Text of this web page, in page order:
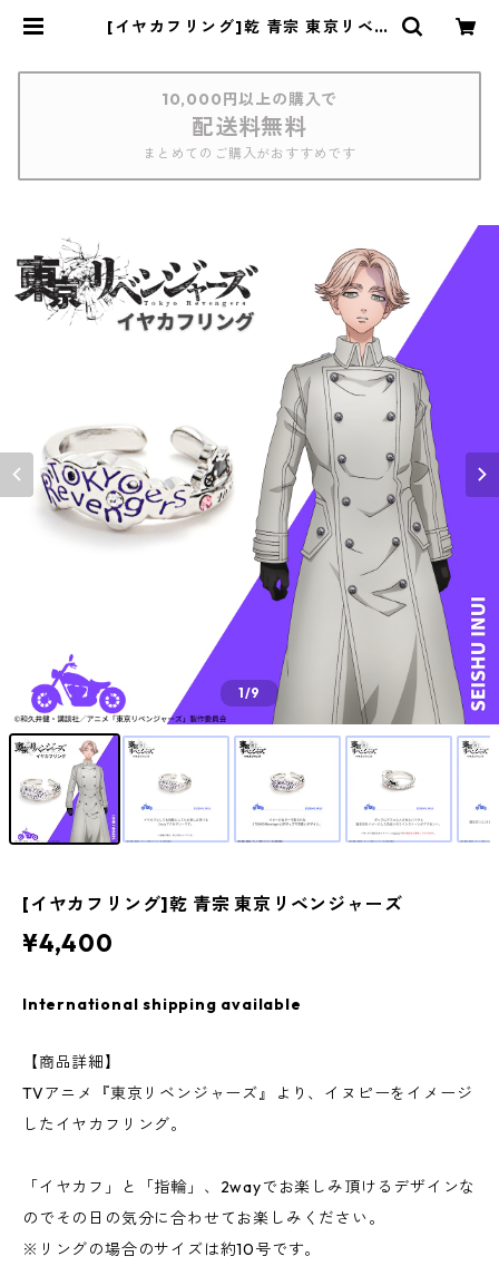
[イヤカフリング]乾 青宗 東京リベン
10,000円以上の購入で
配送料無料
まとめてのご購入がおすすめです
1/9
[イヤカフリング]乾 青宗 東京リベンジャーズ
¥4,400
International shipping available
【商品詳細】
TVアニメ『東京リベンジャーズ』より、イヌピーをイメージ
したイヤカフリング。
「イヤカフ」と「指輪」、2wayでお楽しみ頂けるデザインな
のでその日の気分に合わせてお楽しみください。
※リングの場合のサイズは約10号です。